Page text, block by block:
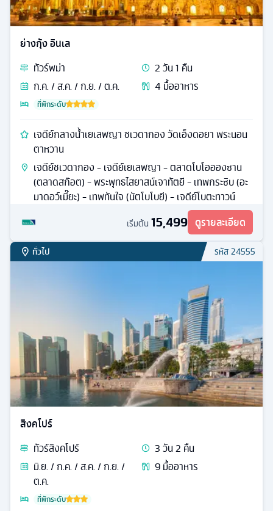
ย่างกุ้ง อินเล
ทัวร์พม่า 2วัน1 คืน
ก.ค. / ส.ค. / ก.ย. / ต.ค.
4 มื้ออาหาร
ที่พักระดับ
เจดีย์กลางน้ำเยเลพญา ชเวดากอง วัดเอ็งดอยา พระนอน
ตาหวาน
เจดีย์ชเวดากอง - เจดีย์เยเลพญา - ตลาดโบโออองซาน
(ตลาดสก๊อต) - พระพุทธไสยาสน์เจาทัตยี - เทพกระซิบ (อะ
มาดอว์เมี๊ยะ) - เทพทันใจ (นัตโบโบยี) - เจดีย์โบตะทาวน์
เริ่มต้น 15,499 ดูรายละเอียด
ทั่วไป รหัส24555
สิงคโปร์
ทัวร์สิงคโปร์ 3วัน2 คืน
มิ.ย. / ก.ค. / ส.ค. / ก.ย. /
ต.ค.
9มื้ออาหาร
ที่พักระดับ